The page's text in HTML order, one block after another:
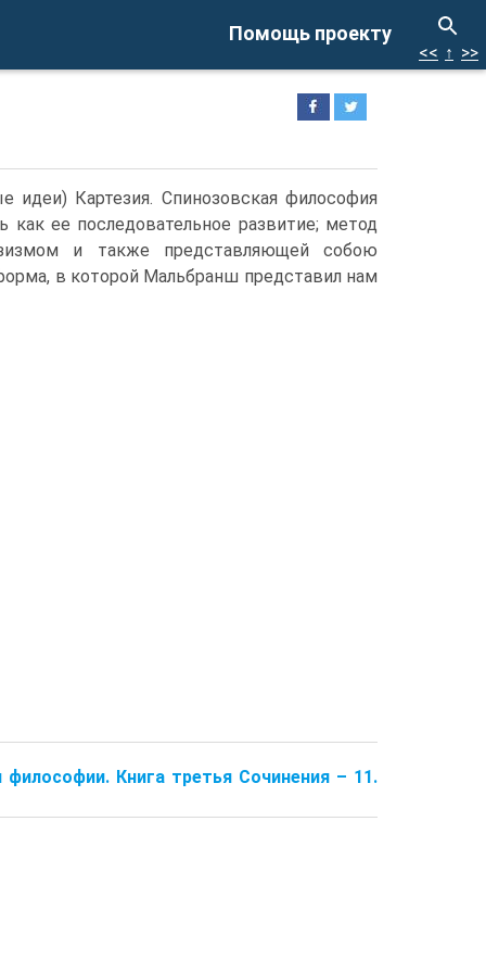
Помощь проекту
<< ↑ >>
Картезия. Спинозовская философия
ее последовательное развитие; метод
и также представляющей собою
в которой Мальбранш представил нам
Книга третья Сочинения – 11.